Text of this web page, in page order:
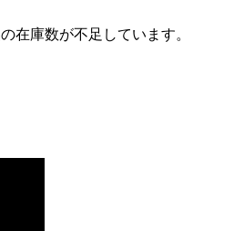
在庫数が不足しています。